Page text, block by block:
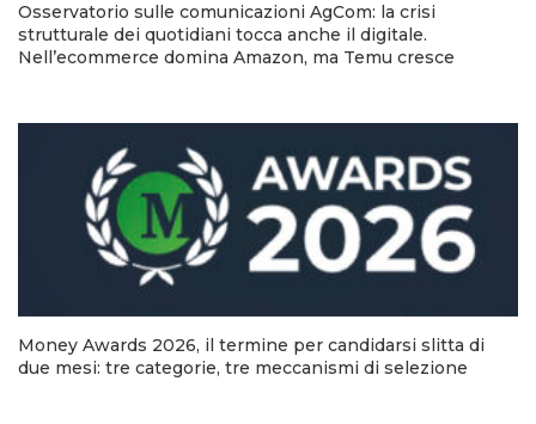
Osservatorio sulle comunicazioni AgCom: la crisi
strutturale dei quotidiani tocca anche il digitale.
Nell’ecommerce domina Amazon, ma Temu cresce
Money Awards 2026, il termine per candidarsi slitta di
due mesi: tre categorie, tre meccanismi di selezione